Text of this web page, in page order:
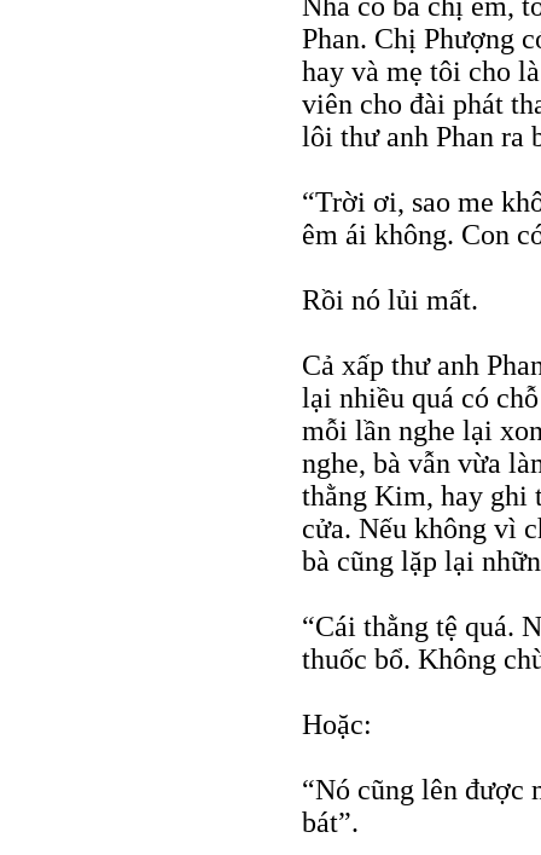
Phan. Chị Phượng
hay và mẹ tôi cho
viên cho đài phát
lôi thư anh Phan ra
“Trời ơi, sao me
êm ái không. Con
Rồi nó lủi mất.
Cả xấp thư anh
lại nhiều quá có
mỗi lần nghe lại
nghe, bà vẫn vừa
thằng Kim, hay ghi
cửa. Nếu không vì
bà cũng lặp lại
“Cái thằng tệ quá.
thuốc bổ. Không
Hoặc:
“Nó cũng lên được
bát”.